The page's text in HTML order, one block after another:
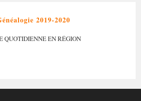
2019-2020
QUOTIDIENNE EN RÉGION